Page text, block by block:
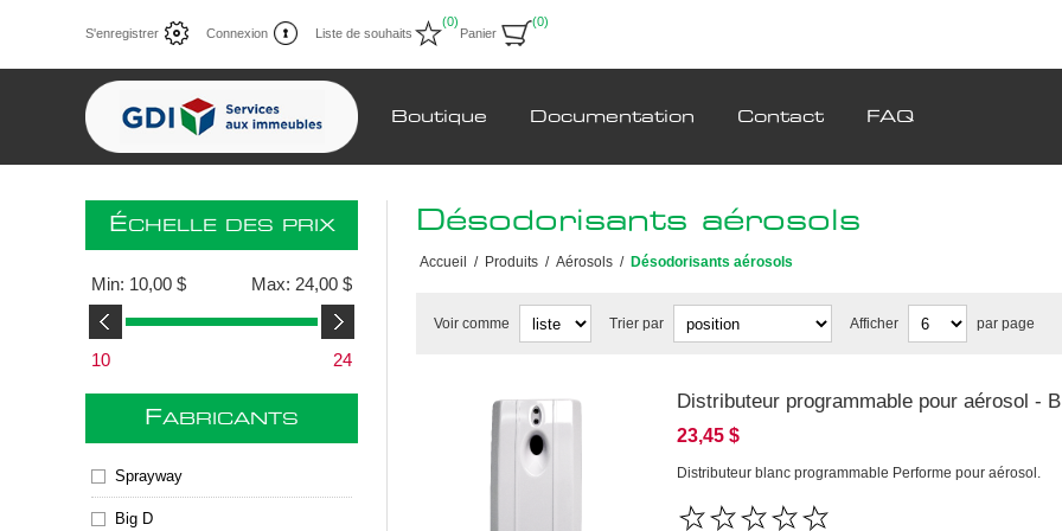
S'enregistrer Connexion Liste de souhaits
(0)
Panier
(0)
Boutique Documentation Contact FAQ
Désodorisants aérosols
Accueil / Produits / Aérosols / Désodorisants aérosols
Voir comme Trier par Afficher par page
Distributeur programmable pour aérosol -
23,45 $
Distributeur blanc programmable Performe pour aérosol.
ÉCHELLE DES PRIX
Min: 10,00 $ Max: 24,00 $
10 24
FABRICANTS
Sprayway
Big D